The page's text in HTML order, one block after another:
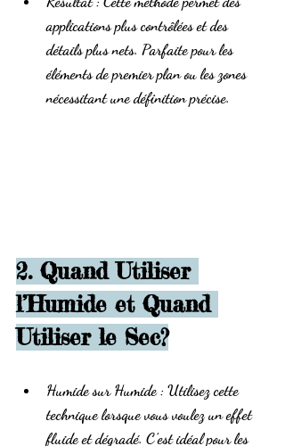
applications plus contrôlées et des
détails plus nets. Parfaite pour les
éléments de premier plan ou les zones
nécessitant une définition précise.
2. Quand Utiliser
l’Humide et Quand
Utiliser le Sec?
Humide sur Humide : Utilisez cette
technique lorsque vous voulez un effet
fluide et dégradé. C’est idéal pour les